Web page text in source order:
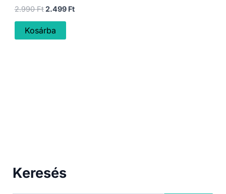
Keresés
2.990FtOriginal
was:
2.990 Ft.
2.499 FtCurrent
Kosárba